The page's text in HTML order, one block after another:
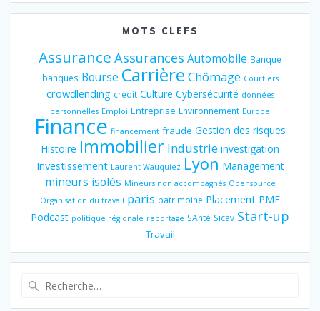
MOTS CLEFS
Assurance Assurances Automobile Banque
banques Bourse Carrière Chômage Courtiers
crowdlending crédit Culture Cybersécurité données
personnelles Emploi Entreprise Environnement Europe
Finance financement fraude Gestion des risques
Histoire Immobilier Industrie investigation
Investissement Laurent Wauquiez Lyon Management
mineurs isolés Mineurs non accompagnés Opensource
Organisation du travail paris patrimoine Placement PME
Podcast politique régionale reportage SAnté Sicav Start-up
Travail